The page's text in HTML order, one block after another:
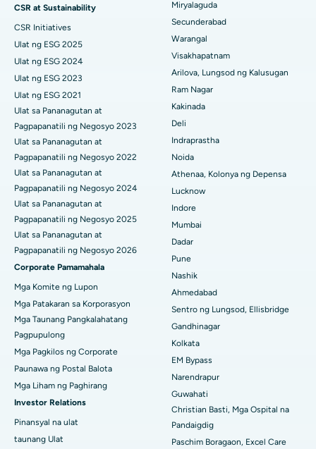
Pinakamahusay na Ospital sa Hyderguda, Hyderabad
Pinakamahusay na Ospital sa Vijay Nagar, Indore
Pinakamahusay na Ospital sa Suryaraopeta Main Road, Kakinada
Pinakamahusay na Ospital sa Canal Circular Road, Kolkata
Pinakamahusay na Ospital sa CBD Belapur, Navi Mumbai
Pinakamahusay na Ospital sa Panchavati, Nashik
Pinakamahusay na Ospital sa Secunderabad, Hyderabad
Pinakamahusay na Ospital sa Seshadripuram, Bangalore
Pinakamahusay na Ospital sa Waltair Main Road, Visakhapatnam
Pinakamahusay na Ospital sa Subhash Nagar Road, Karimnagar
Pinakamahusay na Ospital sa Managari, Karaikudi
Pinakamahusay na Ospital sa Arepally, Warangal
Pinakamahusay na Ospital sa Arera Colony, Bhopal
Pinakamahusay na Ospital sa Jayanagar, Bangalore
Pinakamahusay na Ospital sa KK Nagar, Madurai
Pinakamahusay na Ospital sa Ramji Nagar, Nellore
Kidney Biopsy
Parathyroidectomy
Ceramic Kabuuang Pagpapalit ng Tuhod
ERCP
CSR at Sustainability
CSR Initiatives
Ulat ng ESG 2025
Ulat ng ESG 2024
Ulat ng ESG 2023
Ulat ng ESG 2021
Ulat sa Pananagutan at
Pagpapanatili ng Negosyo 2023
Ulat sa Pananagutan at
Pagpapanatili ng Negosyo 2022
Ulat sa Pananagutan at
Pagpapanatili ng Negosyo 2024
Ulat sa Pananagutan at
Pagpapanatili ng Negosyo 2025
Ulat sa Pananagutan at
Pagpapanatili ng Negosyo 2026
Corporate Pamamahala
Mga Komite ng Lupon
Mga Patakaran sa Korporasyon
Mga Taunang Pangkalahatang
Pagpupulong
Mga Pagkilos ng Corporate
Paunawa ng Postal Balota
Mga Liham ng Paghirang
Investor Relations
Pinansyal na ulat
taunang Ulat
Miryalaguda
Secunderabad
Warangal
Visakhapatnam
Arilova, Lungsod ng Kalusugan
Ram Nagar
Kakinada
Deli
Indraprastha
Noida
Athenaa, Kolonya ng Depensa
Lucknow
Indore
Mumbai
Dadar
Pune
Nashik
Ahmedabad
Sentro ng Lungsod, Ellisbridge
Gandhinagar
Kolkata
EM Bypass
Narendrapur
Guwahati
Christian Basti, Mga Ospital na
Pandaigdig
Paschim Boragaon, Excel Care